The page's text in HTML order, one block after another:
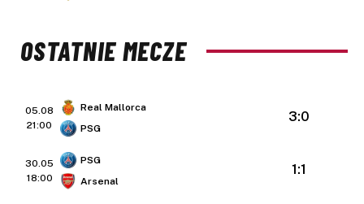
OSTATNIE MECZE
05.08
21:00
Real Mallorca
PSG
3:0
30.05
18:00
PSG
Arsenal
1:1